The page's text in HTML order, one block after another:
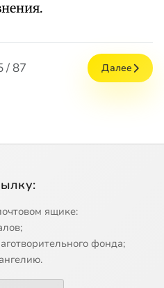
/ 87 Далее
ящике:
фонда;